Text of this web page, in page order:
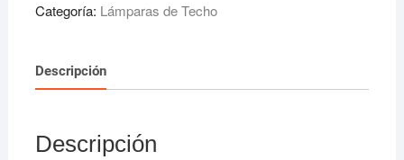
Ventilador
cantidad
Categoría: Lámparas de Techo
Descripción
Descripción